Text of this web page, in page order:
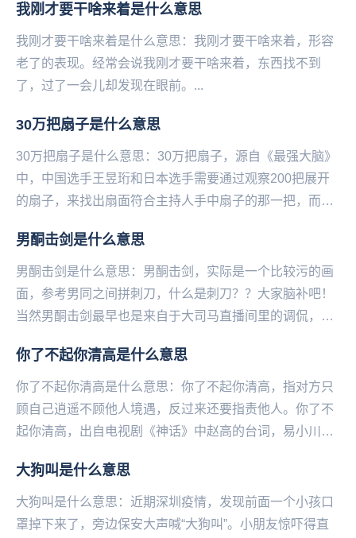
我刚才要干啥来着是什么意思
我刚才要干啥来着是什么意思：我刚才要干啥来着，形容
老了的表现。经常会说我刚才要干啥来着，东西找不到
了，过了一会儿却发现在眼前。...
30万把扇子是什么意思
30万把扇子是什么意思：30万把扇子，源自《最强大脑》
中，中国选手王昱珩和日本选手需要通过观察200把展开
的扇子，来找出扇面符合主持人手中扇子的那一把，而主
男酮击剑是什么意思
男酮击剑是什么意思：男酮击剑，实际是一个比较污的画
面，参考男同之间拼刺刀，什么是刺刀？？大家脑补吧！
当然男酮击剑最早也是来自于大司马直播间里的调侃，而
是...
你了不起你清高是什么意思
你了不起你清高是什么意思：你了不起你清高，指对方只
顾自己‌‌‌‌‌‌‌‌‌‌‌‌‌逍遥不顾他人境遇，反过来还要指责他人。你了不
起你清高，出自电视剧《神话》中赵高的台词，易小川骂
大狗叫是什么意思
大狗叫是什么意思：近期深圳疫情，发现前面一个小孩口
罩掉下来了，旁边保安大声喊“大狗叫”。小朋友惊吓得直